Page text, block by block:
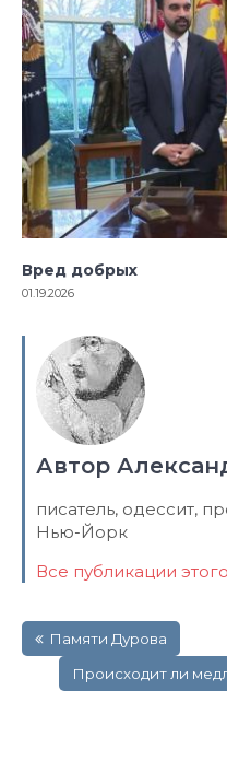
Вред добрых
01.19.2026
Автор
писатель, одессит,
Нью-Йорк
Все публикации
по
записям
Памяти Дурова
Происходит ли